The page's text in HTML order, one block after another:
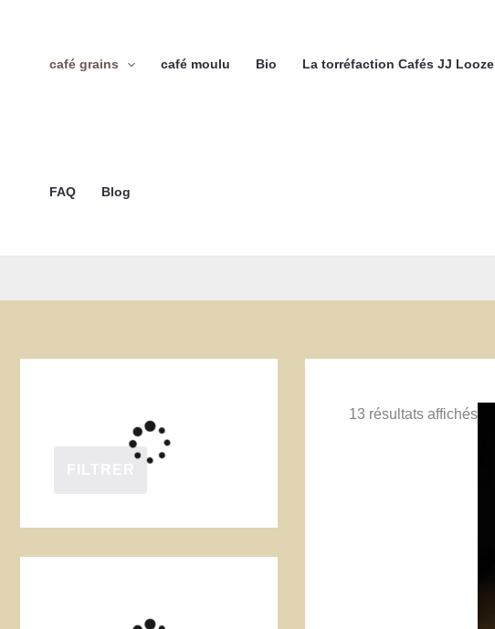
café grains café moulu Bio La torréfaction Cafés JJ Looze
FAQ Blog
13 résultats affichés